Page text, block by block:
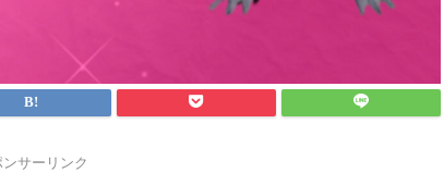
サーリンク